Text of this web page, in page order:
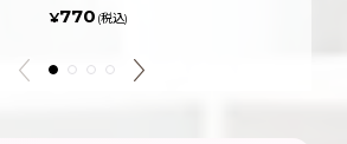
¥770 (税込)